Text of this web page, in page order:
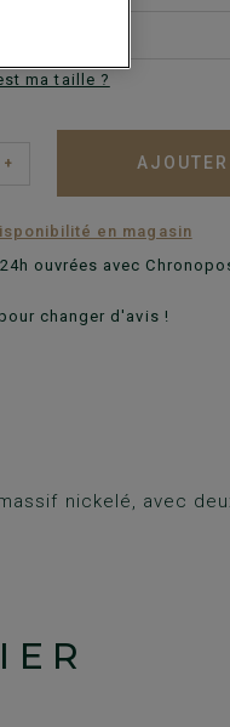
ma taille ?
+
en magasin
ouvrées avec
changer d'avis !
nickelé, avec